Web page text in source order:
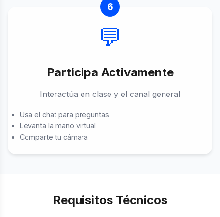
6
💬
Participa Activamente
Interactúa en clase y el canal general
Usa el chat para preguntas
Levanta la mano virtual
Comparte tu cámara
Requisitos Técnicos